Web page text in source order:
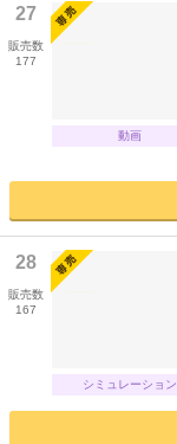
27
販売数
177
動画
28
販売数
167
シミュレーション